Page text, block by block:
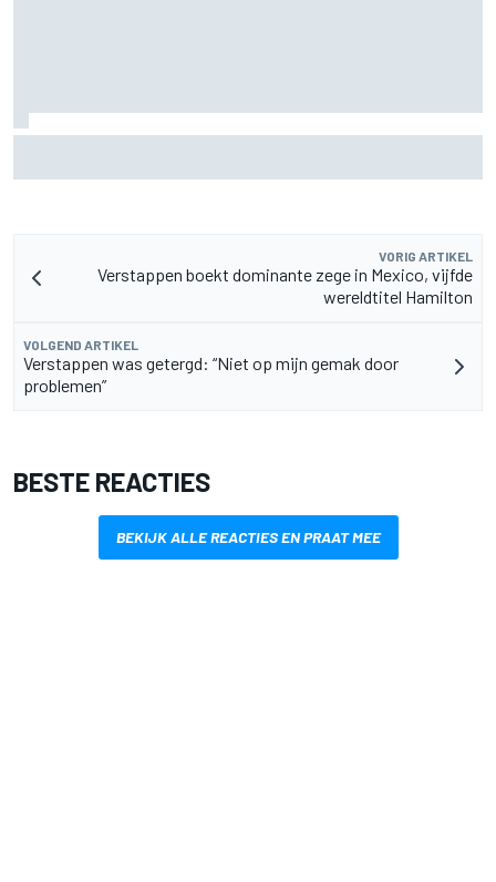
VORIG ARTIKEL
Verstappen boekt dominante zege in Mexico, vijfde
wereldtitel Hamilton
VOLGEND ARTIKEL
Verstappen was getergd: “Niet op mijn gemak door
problemen”
BESTE REACTIES
BEKIJK ALLE REACTIES EN PRAAT MEE